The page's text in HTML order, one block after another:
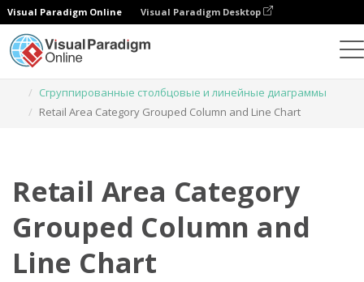
Visual Paradigm Online Visual Paradigm Desktop
Сгруппированные столбцовые и линейные диаграммы
Retail Area Category Grouped Column and Line Chart
Retail Area Category
Grouped Column and
Line Chart